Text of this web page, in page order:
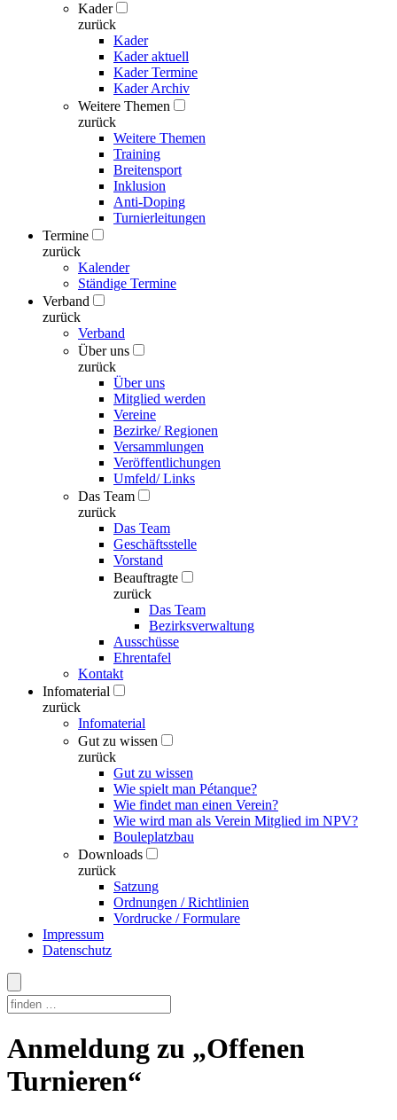
Kader
zurück
Kader
Kader aktuell
Kader Termine
Kader Archiv
Weitere Themen
zurück
Weitere Themen
Training
Breitensport
Inklusion
Anti-Doping
Turnierleitungen
Termine
zurück
Kalender
Ständige Termine
Verband
zurück
Verband
Über uns
zurück
Über uns
Mitglied werden
Vereine
Bezirke/ Regionen
Versammlungen
Veröffentlichungen
Umfeld/ Links
Das Team
zurück
Das Team
Geschäftsstelle
Vorstand
Beauftragte
zurück
Das Team
Bezirksverwaltung
Ausschüsse
Ehrentafel
Kontakt
Infomaterial
zurück
Infomaterial
Gut zu wissen
zurück
Gut zu wissen
Wie spielt man Pétanque?
Wie findet man einen Verein?
Wie wird man als Verein Mitglied im NPV?
Bouleplatzbau
Downloads
zurück
Satzung
Ordnungen / Richtlinien
Vordrucke / Formulare
Impressum
Datenschutz
Skip
to
content
Anmeldung zu „Offenen
Turnieren“